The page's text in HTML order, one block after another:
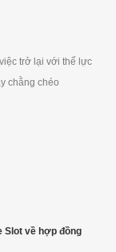
trở lại với thể lực
chằng chéo